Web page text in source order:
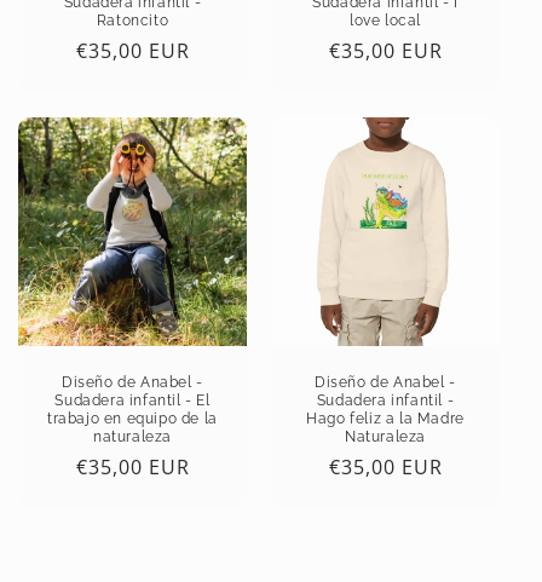
Ratoncito
Precio
€35,00 EUR
love local
Precio
€35,00 EUR
Diseño de Anabel -
Sudadera infantil - El
trabajo en equipo de la
naturaleza
Precio
€35,00 EUR
Diseño de Anabel -
Sudadera infantil -
Hago feliz a la Madre
Naturaleza
Precio
€35,00 EUR